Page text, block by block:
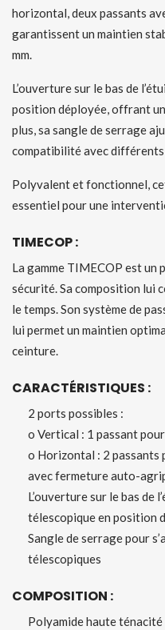
horizontal, deux passants
garantissent un maintien
mm.
L’ouverture sur le bas de
position déployée, offrant
plus, sa sangle de serrage
compatibilité avec différents
Polyvalent et fonctionnel,
essentiel pour une
TIMECOP :
La gamme TIMECOP est un
sécurité. Sa composition lui
le temps. Son système de
lui permet un maintien
ceinture.
CARACTÉRISTIQUES :
2 ports possibles :
o Vertical : 1 passant
o Horizontal : 2 passants
avec fermeture auto-
L’ouverture sur le bas de
télescopique en position
Sangle de serrage pour
télescopiques
COMPOSITION :
Polyamide haute ténacité